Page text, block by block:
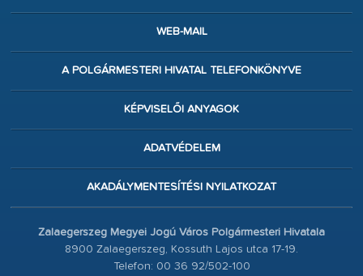
WEB-MAIL
A POLGÁRMESTERI HIVATAL TELEFONKÖNYVE
KÉPVISELŐI ANYAGOK
ADATVÉDELEM
AKADÁLYMENTESÍTÉSI NYILATKOZAT
Zalaegerszeg Megyei Jogú Város Polgármesteri Hivatala
8900 Zalaegerszeg, Kossuth Lajos utca 17-19.
Telefon: 00 36 92/502-100